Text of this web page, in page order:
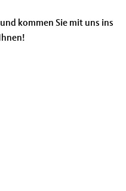
kommen Sie mit uns ins